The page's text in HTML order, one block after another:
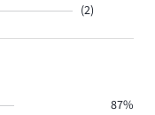
(2)
87%